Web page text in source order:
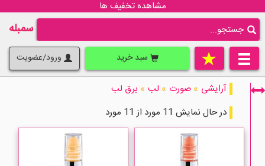
مشاهده تخفیف ها
سمبله
سبد خرید ورود/عضویت
آرایشی » صورت » لب » برق لب
در حال نمایش 11 مورد از 11 مورد